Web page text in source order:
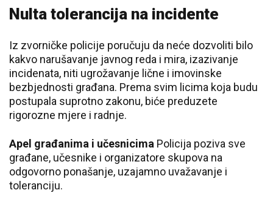
Nulta tolerancija na incidente
Iz zvorničke policije poručuju da neće dozvoliti bilo
kakvo narušavanje javnog reda i mira, izazivanje
incidenata, niti ugrožavanje lične i imovinske
bezbjednosti građana. Prema svim licima koja budu
postupala suprotno zakonu, biće preduzete
rigorozne mjere i radnje.
Apel građanima i učesnicima Policija poziva sve
građane, učesnike i organizatore skupova na
odgovorno ponašanje, uzajamno uvažavanje i
toleranciju.